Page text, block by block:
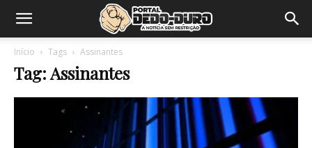
Início Tags Assinantes
Tag: Assinantes